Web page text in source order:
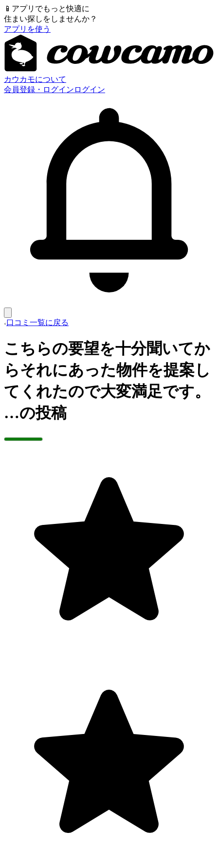
📱 アプリでもっと快適に
住まい探しをしませんか？
アプリを使う
カウカモについて
会員登録・ログイン ログイン
口コミ一覧に戻る
こちらの要望を十分聞いてか
らそれにあった物件を提案し
てくれたので大変満足です。
…の投稿